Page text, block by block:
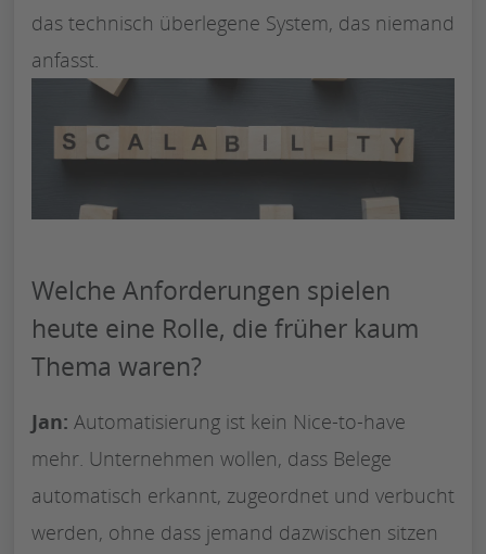
das technisch überlegene System, das niemand
anfasst.
Welche Anforderungen spielen
heute eine Rolle, die früher kaum
Thema waren?
Jan: Automatisierung ist kein Nice-to-have
mehr. Unternehmen wollen, dass Belege
automatisch erkannt, zugeordnet und verbucht
werden, ohne dass jemand dazwischen sitzen